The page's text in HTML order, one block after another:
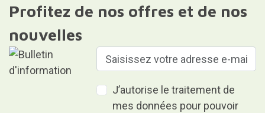
Profitez de nos offres et de nos
nouvelles
J’autorise le traitement de
mes données pour pouvoir